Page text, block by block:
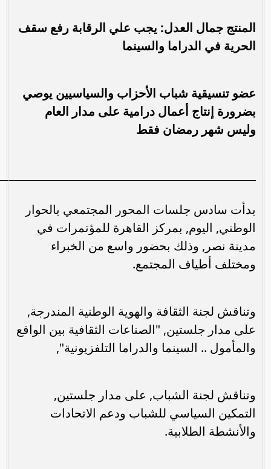
المنتج جمال العدل: يجب علي الرقابة رفع سقف
الحرية في الدراما والسينما
عضو تنسيقية شباب الأحزاب والسياسيين يوصي
بضرورة إنتاج أعمال درامية على مدار العام
وليس شهر رمضان فقط
بدأت سادس جلسات المحور المجتمعي بالحوار
الوطني, اليوم, بمركز القاهرة للمؤتمرات في
مدينة نصر, وذلك بحضور واسع من الخبراء
ومختلف أطياف المجتمع.
وتناقش لجنة الثقافة والهوية الوطنية المندرجة,
على مدار جلستين, "الصناعات الثقافية بين الواقع
والمأمول .. السينما والدراما التلفزيونية",
وتناقش لجنة الشباب, على مدار جلستين,
التمكين السياسي للشباب ودعم الاتحادات
والأنشطة الطلابية.